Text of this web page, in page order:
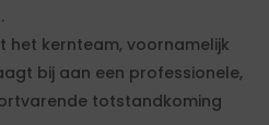
het kernteam, voornamelijk
bij aan een professionele,
totstandkoming